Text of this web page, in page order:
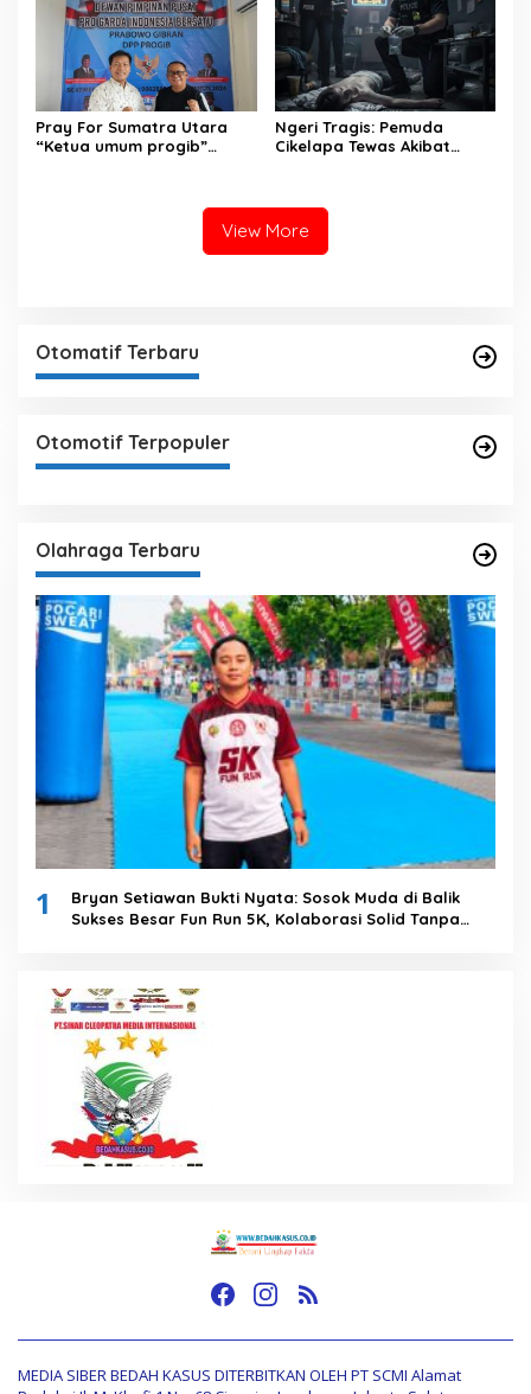
Pray For Sumatra Utara
“Ketua umum progib”
Ngeri Tragis: Pemuda
Cikelapa Tewas Akibat
View More
Otomatif Terbaru
Otomotif Terpopuler
Olahraga Terbaru
1
Bryan Setiawan Bukti Nyata: Sosok Muda di Balik
Sukses Besar Fun Run 5K, Kolaborasi Solid Tanpa
MEDIA SIBER BEDAH KASUS DITERBITKAN OLEH PT SCMI Alamat